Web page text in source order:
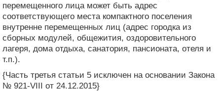
перемещенного лица может быть адрес
соответствующего места компактного поселения
внутренне перемещенных лиц (адрес городка из
сборных модулей, общежития, оздоровительного
лагеря, дома отдыха, санатория, пансионата, отеля и
т.п.).
{Часть третья статьи 5 исключен на основании Закона
№ 921-VIII от 24.12.2015}